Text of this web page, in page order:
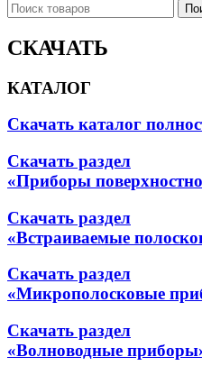
СКАЧАТЬ
КАТАЛОГ
Скачать каталог
Скачать раздел
«Приборы
Скачать раздел
«Встраиваемые
Скачать раздел
«Микрополосковые
Скачать раздел
«Волноводные